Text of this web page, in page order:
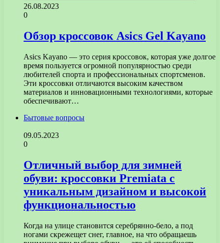
26.08.2023
0
Обзор кроссовок Asics Gel Kayano
Asics Kayano — это серия кроссовок, которая уже долгое
время пользуется огромной популярностью среди
любителей спорта и профессиональных спортсменов.
Эти кроссовки отличаются высоким качеством
материалов и инновационными технологиями, которые
обеспечивают…
Бытовые вопросы
09.05.2023
0
Отличный выбор для зимней
обуви: кроссовки Premiata с
уникальным дизайном и высокой
функциональностью
Когда на улице становится серебрянно-бело, а под
ногами скрежещет снег, главное, на что обращаешь